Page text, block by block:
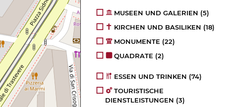
MUSEEN UND GALERIEN (5)
KIRCHEN UND BASILIKEN (18)
MONUMENTE (22)
QUADRATE (2)
ESSEN UND TRINKEN (74)
TOURISTISCHE
DIENSTLEISTUNGEN (3)